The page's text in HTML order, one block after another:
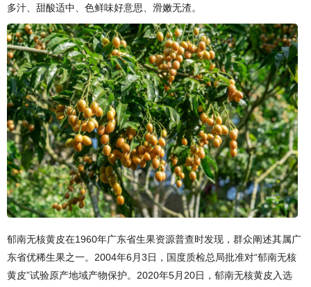
多汁、甜酸适中、色鲜味好意思、滑嫩无渣。
郁南无核黄皮在1960年广东省生果资源普查时发现，群众阐述其属广
东省优稀生果之一。2004年6月3日，国度质检总局批准对“郁南无核
黄皮”试验原产地域产物保护。2020年5月20日，郁南无核黄皮入选